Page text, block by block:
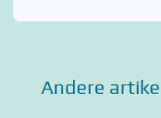
Andere